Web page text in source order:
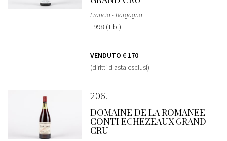
Francia - Borgogna
1998 (1 bt)
VENDUTO € 170
(diritti d'asta esclusi)
206
DOMAINE DE LA ROMANEE
CONTI ECHEZEAUX GRAND
CRU